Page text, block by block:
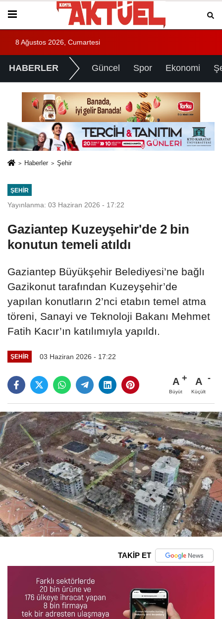
8 Ağustos 2026, Cumartesi
HABERLER Güncel Spor Ekonomi
Haberler Şehir
ŞEHIR
Yayınlanma: 03 Haziran 2026 - 17:22
Gaziantep Kuzeyşehir'de 2 bin
konutun temeli atıldı
Gaziantep Büyükşehir Belediyesi’ne bağlı
Gazikonut tarafından Kuzeyşehir’de
yapılan konutların 2’nci etabın temel atma
töreni, Sanayi ve Teknoloji Bakanı Mehmet
Fatih Kacır’ın katılımıyla yapıldı.
ŞEHIR 03 Haziran 2026 - 17:22
A
Büyüt
A
Küçült
TAKİP ET